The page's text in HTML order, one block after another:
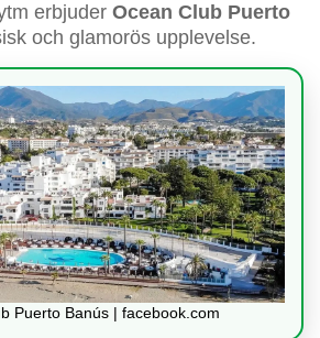
erbjuder Ocean Club Puerto
och glamorös upplevelse.
Puerto Banús | facebook.com